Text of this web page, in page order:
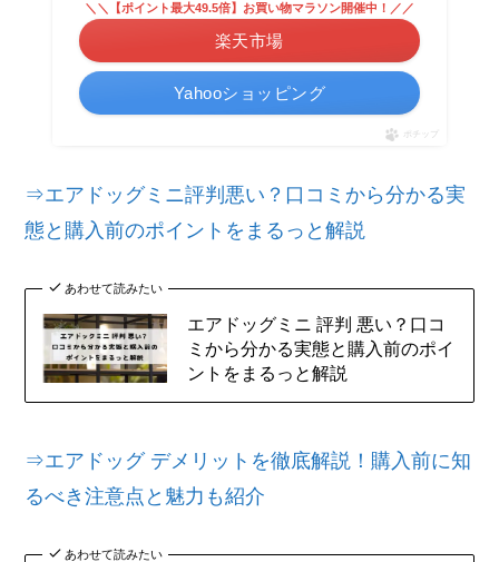
＼＼【ポイント最大49.5倍】お買い物マラソン開催中！／／
楽天市場
Yahooショッピング
ポチップ
⇒エアドッグミニ評判悪い？口コミから分かる実
態と購入前のポイントをまるっと解説
あわせて読みたい
エアドッグミニ 評判 悪い？口コ
ミから分かる実態と購入前のポイ
ントをまるっと解説
⇒エアドッグ デメリットを徹底解説！購入前に知
るべき注意点と魅力も紹介
あわせて読みたい